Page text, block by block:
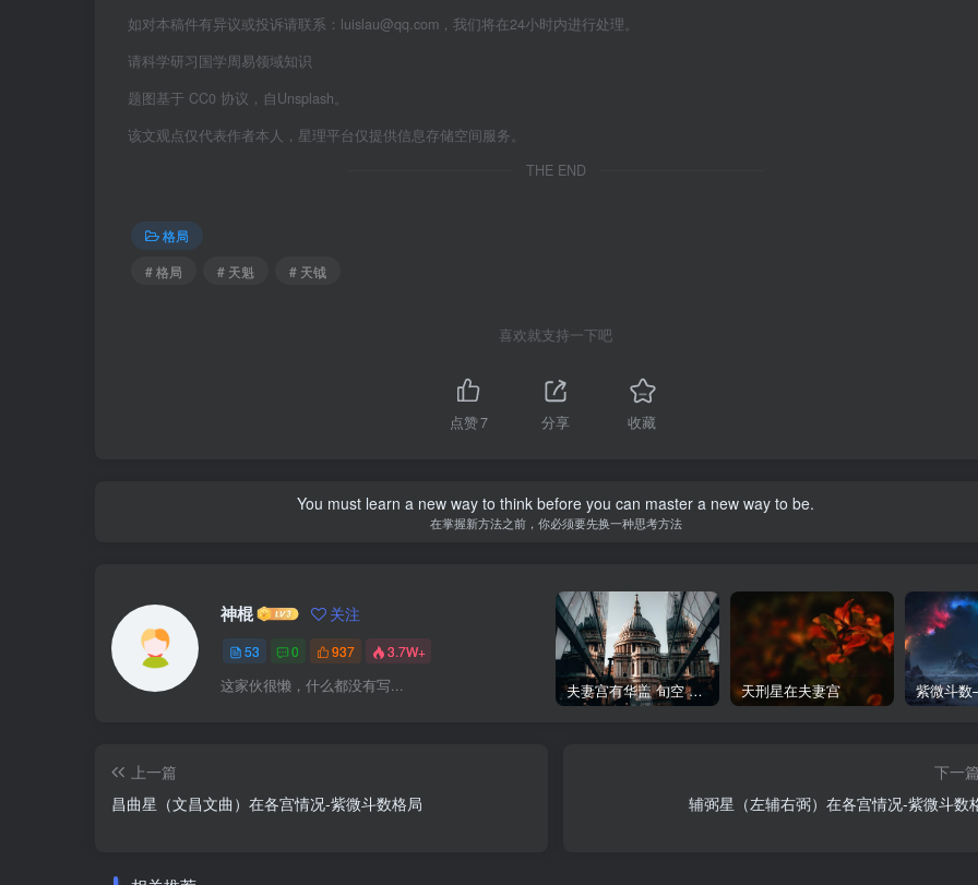
如对本稿件有异议或投诉请联系：luislau@qq.com，我们将在24小时内进行处理。
请科学研习国学周易领域知识
题图基于 CC0 协议，自Unsplash。
该文观点仅代表作者本人，星理平台仅提供信息存储空间服务。
THE END
格局
# 格局
# 天魁 # 天钺
喜欢就支持一下吧
点赞7 分享 收藏
You must learn a new way to think before you can master a new way to be.
在掌握新方法之前，你必须要先换一种思考方法
神棍 关注
53 0 937 3.7W+
这家伙很懒，什么都没有写... 夫妻宫有华盖 旬空 截空 天刑星在夫妻宫
上一篇
昌曲星（文昌文曲）在各宫情况-紫微斗数格局
下一
辅弼星（左辅右弼）在各宫情况-紫微斗数